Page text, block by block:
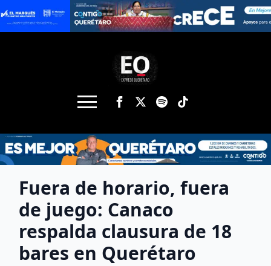
Fuera de horario, fuera
de juego: Canaco
respalda clausura de 18
bares en Querétaro